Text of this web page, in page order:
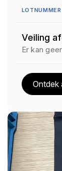
Veiling
Er kan
Ontdek